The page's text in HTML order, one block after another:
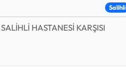
Salihli
HASTANESİ KARŞISI